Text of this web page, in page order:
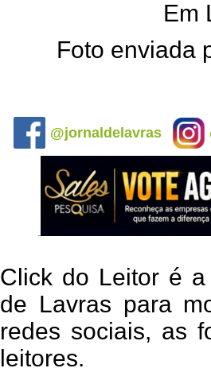
Em
Foto enviada
@jornaldelavras
Click do Leitor é
de Lavras para
redes sociais, as
leitores.